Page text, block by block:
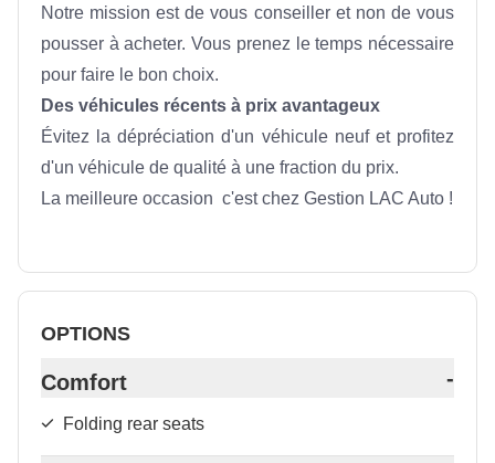
Notre mission est de vous conseiller et non de vous
pousser à acheter. Vous prenez le temps nécessaire
pour faire le bon choix.
Des véhicules récents à prix avantageux
Évitez la dépréciation d'un véhicule neuf et profitez
d'un véhicule de qualité à une fraction du prix.
La meilleure occasion  c'est chez Gestion LAC Auto !
OPTIONS
Comfort -
Folding rear seats